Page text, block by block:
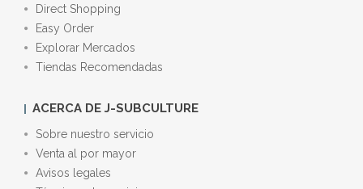
Direct Shopping
Easy Order
Explorar Mercados
Tiendas Recomendadas
ACERCA DE J-SUBCULTURE
Sobre nuestro servicio
Venta al por mayor
Avisos legales